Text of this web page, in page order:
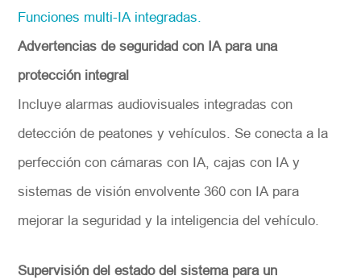
Funciones multi-IA integradas.
Advertencias de seguridad con IA para una
protección integral
Incluye alarmas audiovisuales integradas con
detección de peatones y vehículos. Se conecta a la
perfección con cámaras con IA, cajas con IA y
sistemas de visión envolvente 360 con IA para
mejorar la seguridad y la inteligencia del vehículo.
Supervisión del estado del sistema para un